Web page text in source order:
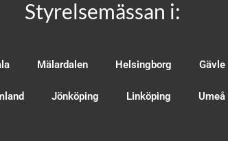
Styrelsemässan i:
Mälardalen Helsingborg Gävle
Jönköping Linköping Umeå